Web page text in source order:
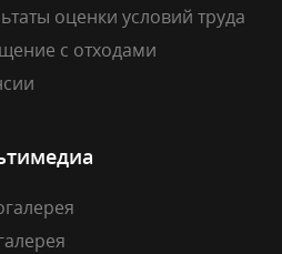
оценки условий труда
с отходами